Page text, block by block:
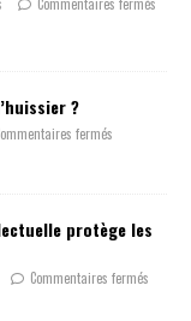
Commentaires fermés
?
fermés
protège les
Commentaires fermés